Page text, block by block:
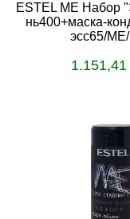
ESTEL ME Набор
нь400+маска-
эсс65/
1.151,41
В